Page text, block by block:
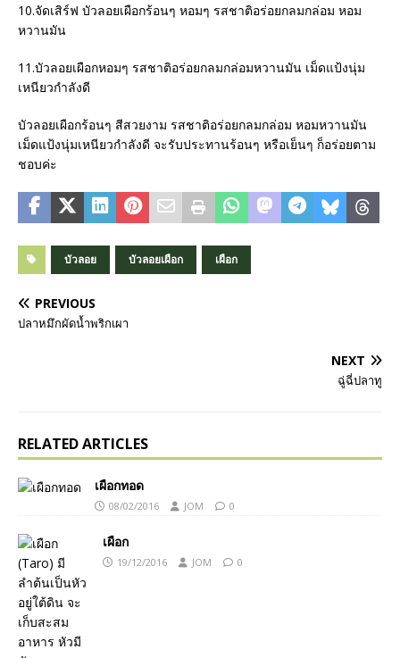
10.จัดเสิร์ฟ บัวลอยเผือกร้อนๆ หอมๆ รสชาติอร่อยกลมกล่อม หอม
หวานมัน
11.บัวลอยเผือกหอมๆ รสชาติอร่อยกลมกล่อมหวานมัน เม็ดแป้งนุ่ม
เหนียวกำลังดี
บัวลอยเผือกร้อนๆ สีสวยงาม รสชาติอร่อยกลมกล่อม หอมหวานมัน
เม็ดแป้งนุ่มเหนียวกำลังดี จะรับประทานร้อนๆ หรือเย็นๆ ก็อร่อยตาม
ชอบค่ะ
บัวลอย บัวลอยเผือก เผือก
PREVIOUS
ปลาหมึกผัดน้ำพริกเผา
NEXT
ฉู่ฉี่ปลาทู
RELATED ARTICLES
เผือกทอด
08/02/2016 JOM 0
เผือก
19/12/2016 JOM 0